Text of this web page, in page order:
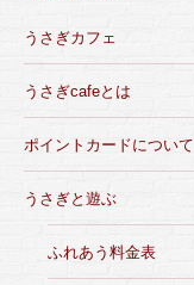
うさぎカフェ
うさぎcafeとは
ポイントカードについて
うさぎと遊ぶ
ふれあう料金表